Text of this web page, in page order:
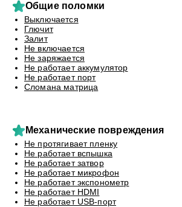
Общие поломки
Выключается
Глючит
Залит
Не включается
Не заряжается
Не работает аккумулятор
Не работает порт
Сломана матрица
Механические повреждения
Не протягивает пленку
Не работает вспышка
Не работает затвор
Не работает микрофон
Не работает экспонометр
Не работает HDMI
Не работает USB-порт